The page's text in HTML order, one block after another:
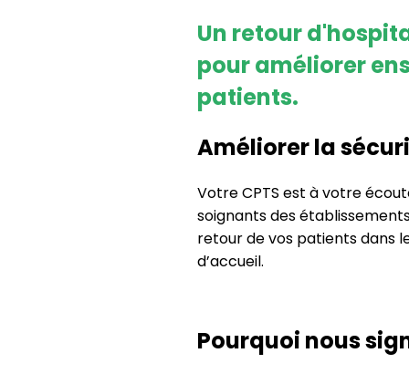
Un retour
pour améliorer
patients.
Améliorer la
Votre CPTS est à votre
soignants des
retour de vos patients dans
d’accueil.
Pourquoi nous